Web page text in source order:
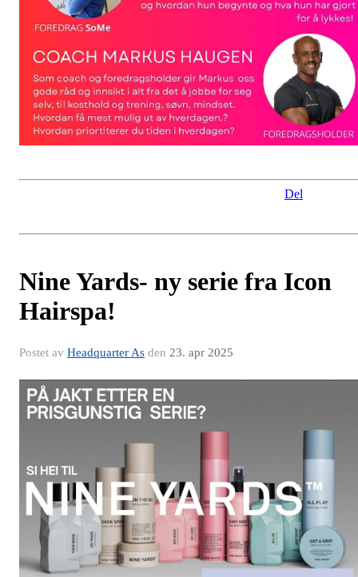
Del
Nine Yards- ny serie fra Icon
Hairspa!
Postet av Headquarter As den 23. apr 2025